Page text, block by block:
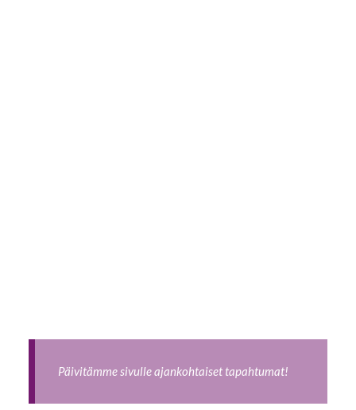
Päivitämme sivulle ajankohtaiset tapahtumat!